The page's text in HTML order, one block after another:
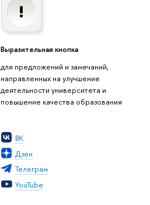
Выразительная кнопка
для предложений и замечаний,
направленных на улучшение
деятельности университета и
повышение качества образования
ВК
Дзен
Телеграм
YouTube